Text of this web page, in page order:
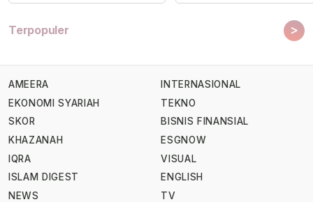
Terpopuler >
AMEERA
EKONOMI SYARIAH
SKOR
KHAZANAH
IQRA
ISLAM DIGEST
NEWS
INTERNASIONAL
TEKNO
BISNIS FINANSIAL
ESGNOW
VISUAL
ENGLISH
TV